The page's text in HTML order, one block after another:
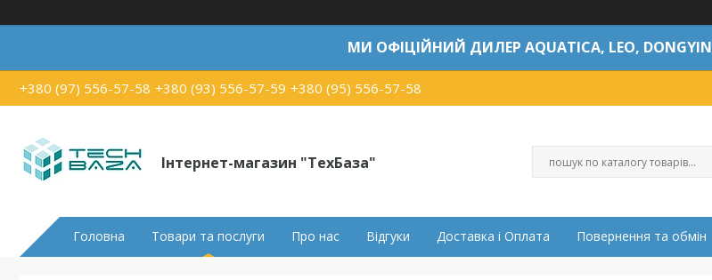
МИ ОФІЦІЙНИЙ ДИЛЕР AQUATICA, LEO, DONGYIN
+380 (97) 556-57-58 +380 (93) 556-57-59 +380 (95) 556-57-58
Інтернет-магазин "ТехБаза"
Головна Товари та послуги Про нас Відгуки Доставка і Оплата Повернення та обмін